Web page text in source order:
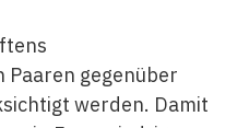
Paaren gegenüber
werden. Damit